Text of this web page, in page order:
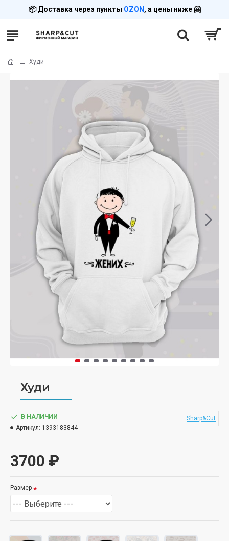
📦 Доставка через пункты OZON , а цены ниже 🤗
Худи
Худи
3700 ₽
В НАЛИЧИИ
Артикул: 1393183844
Sharp&Cut
Размер